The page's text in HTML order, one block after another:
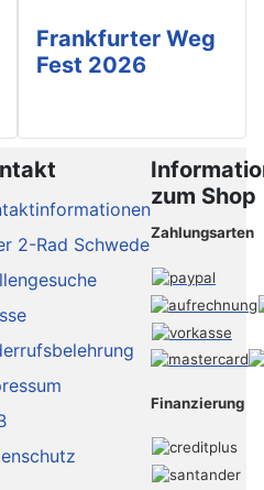
Frankfurter Weg
Fest 2026
2-Rad Schwede
zum Shop
Zahlungsarten
Finanzierung